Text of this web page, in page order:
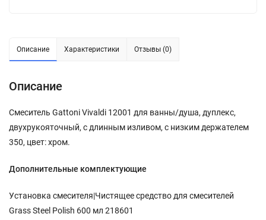
Описание Характеристики Отзывы (0)
Описание
Смеситель Gattoni Vivaldi 12001 для ванны/душа, дуплекс,
двухрукояточный, с длинным изливом, с низким держателем
350, цвет: хром.
Дополнительные комплектующие
Установка смесителя|Чистящее средство для смесителей
Grass Steel Polish 600 мл 218601